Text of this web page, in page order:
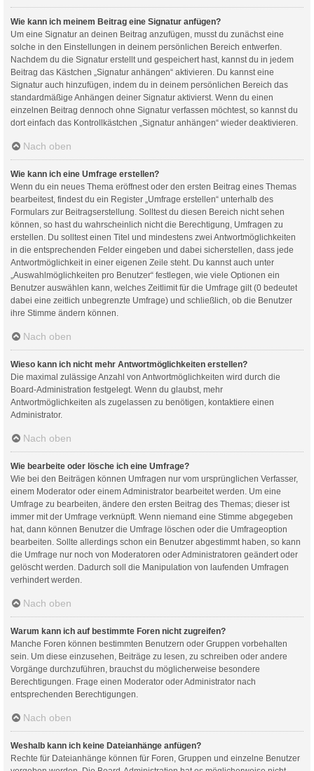
Wie kann ich meinem Beitrag eine Signatur anfügen?
Um eine Signatur an deinen Beitrag anzufügen, musst du zunächst eine
solche in den Einstellungen in deinem persönlichen Bereich entwerfen.
Nachdem du die Signatur erstellt und gespeichert hast, kannst du in jedem
Beitrag das Kästchen „Signatur anhängen“ aktivieren. Du kannst eine
Signatur auch hinzufügen, indem du in deinem persönlichen Bereich das
standardmäßige Anhängen deiner Signatur aktivierst. Wenn du einen
einzelnen Beitrag dennoch ohne Signatur verfassen möchtest, so kannst du
dort einfach das Kontrollkästchen „Signatur anhängen“ wieder deaktivieren.
Nach oben
Wie kann ich eine Umfrage erstellen?
Wenn du ein neues Thema eröffnest oder den ersten Beitrag eines Themas
bearbeitest, findest du ein Register „Umfrage erstellen“ unterhalb des
Formulars zur Beitragserstellung. Solltest du diesen Bereich nicht sehen
können, so hast du wahrscheinlich nicht die Berechtigung, Umfragen zu
erstellen. Du solltest einen Titel und mindestens zwei Antwortmöglichkeiten
in die entsprechenden Felder eingeben und dabei sicherstellen, dass jede
Antwortmöglichkeit in einer eigenen Zeile steht. Du kannst auch unter
„Auswahlmöglichkeiten pro Benutzer“ festlegen, wie viele Optionen ein
Benutzer auswählen kann, welches Zeitlimit für die Umfrage gilt (0 bedeutet
dabei eine zeitlich unbegrenzte Umfrage) und schließlich, ob die Benutzer
ihre Stimme ändern können.
Nach oben
Wieso kann ich nicht mehr Antwortmöglichkeiten erstellen?
Die maximal zulässige Anzahl von Antwortmöglichkeiten wird durch die
Board-Administration festgelegt. Wenn du glaubst, mehr
Antwortmöglichkeiten als zugelassen zu benötigen, kontaktiere einen
Administrator.
Nach oben
Wie bearbeite oder lösche ich eine Umfrage?
Wie bei den Beiträgen können Umfragen nur vom ursprünglichen Verfasser,
einem Moderator oder einem Administrator bearbeitet werden. Um eine
Umfrage zu bearbeiten, ändere den ersten Beitrag des Themas; dieser ist
immer mit der Umfrage verknüpft. Wenn niemand eine Stimme abgegeben
hat, dann können Benutzer die Umfrage löschen oder die Umfrageoption
bearbeiten. Sollte allerdings schon ein Benutzer abgestimmt haben, so kann
die Umfrage nur noch von Moderatoren oder Administratoren geändert oder
gelöscht werden. Dadurch soll die Manipulation von laufenden Umfragen
verhindert werden.
Nach oben
Warum kann ich auf bestimmte Foren nicht zugreifen?
Manche Foren können bestimmten Benutzern oder Gruppen vorbehalten
sein. Um diese einzusehen, Beiträge zu lesen, zu schreiben oder andere
Vorgänge durchzuführen, brauchst du möglicherweise besondere
Berechtigungen. Frage einen Moderator oder Administrator nach
entsprechenden Berechtigungen.
Nach oben
Weshalb kann ich keine Dateianhänge anfügen?
Rechte für Dateianhänge können für Foren, Gruppen und einzelne Benutzer